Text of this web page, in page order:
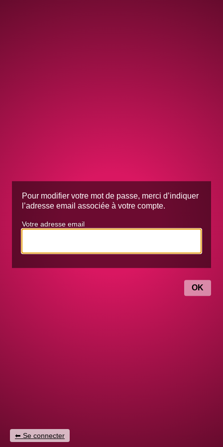
Pour modifier votre mot de passe, merci d’indiquer
l’adresse email associée à votre compte.
Votre adresse email
Se connecter